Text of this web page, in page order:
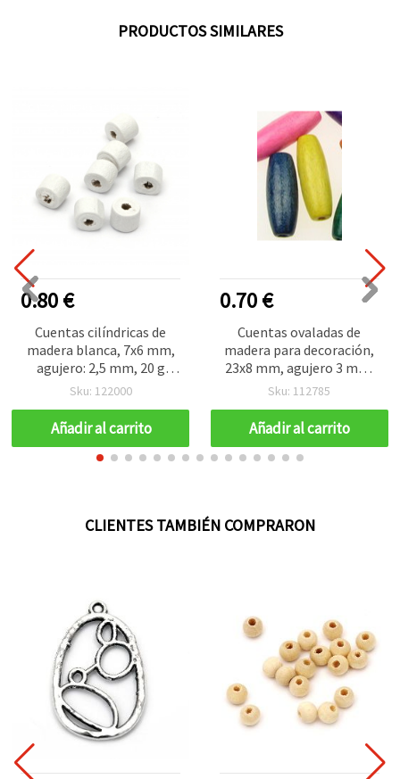
PRODUCTOS SIMILARES
0.80 €
Cuentas cilíndricas de
madera blanca, 7x6 mm,
agujero: 2,5 mm, 20 g
(aprox. 140 uds) para
Sku: 122000
Añadir al carrito
0.70 €
Cuentas ovaladas de
madera para decoración,
23x8 mm, agujero 3 mm,
colores surtidos - 20 g
Sku: 112785
Añadir al carrito
CLIENTES TAMBIÉN COMPRARON